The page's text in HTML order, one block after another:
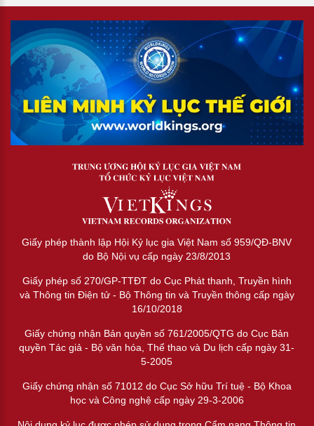
Giấy phép thành lập Hội Kỷ lục gia Việt Nam số 959/QĐ-BNV
do Bộ Nội vụ cấp ngày 23/8/2013
Giấy phép số 270/GP-TTĐT do Cục Phát thanh, Truyền hình
và Thông tin Điện tử - Bộ Thông tin và Truyền thông cấp ngày
16/10/2018
Giấy chứng nhận Bản quyền số 761/2005/QTG do Cục Bản
quyền Tác giả - Bộ văn hóa, Thể thao và Du lịch cấp ngày 31-
5-2005
Giấy chứng nhận số 71012 do Cục Sở hữu Trí tuệ - Bộ Khoa
học và Công nghệ cấp ngày 29-3-2006